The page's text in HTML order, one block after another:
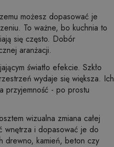
możesz dopasować je
To ważne, bo kuchnia to
się często. Dobór
aranżacji.
światło efekcie. Szkło
wydaje się większa. Ich
przyjemność - po prostu
wizualna zmiana całej
wnętrza i dopasować je do
drewno, kamień, beton czy